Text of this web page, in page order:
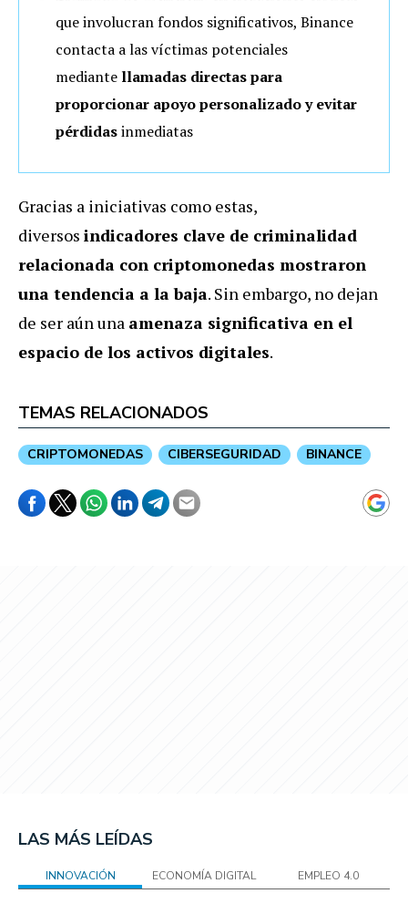
que involucran fondos significativos, Binance
contacta a las víctimas potenciales
mediante llamadas directas para
proporcionar apoyo personalizado y evitar
pérdidasinmediatas
Gracias a iniciativas como estas,
diversos indicadores clave de criminalidad
relacionada con criptomonedas mostraron
una tendencia a la baja. Sin embargo, no dejan
de ser aún una amenaza significativa en el
espacio de los activos digitales.
TEMAS RELACIONADOS
CRIPTOMONEDAS CIBERSEGURIDAD BINANCE
LAS MÁS LEÍDAS
INNOVACIÓN ECONOMÍA DIGITAL EMPLEO 4.0